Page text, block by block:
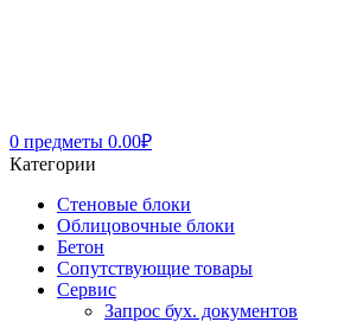
0 предметы 0.00₽
Категории
Стеновые блоки
Облицовочные блоки
Бетон
Сопутствующие товары
Сервис
Запрос бух. документов